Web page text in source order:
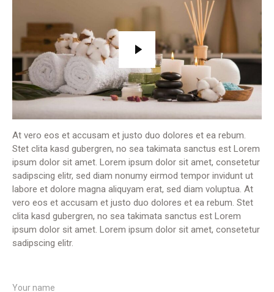
At vero eos et accusam et justo duo dolores et ea rebum.
Stet clita kasd gubergren, no sea takimata sanctus est Lorem
ipsum dolor sit amet. Lorem ipsum dolor sit amet, consetetur
sadipscing elitr, sed diam nonumy eirmod tempor invidunt ut
labore et dolore magna aliquyam erat, sed diam voluptua. At
vero eos et accusam et justo duo dolores et ea rebum. Stet
clita kasd gubergren, no sea takimata sanctus est Lorem
ipsum dolor sit amet. Lorem ipsum dolor sit amet, consetetur
sadipscing elitr.